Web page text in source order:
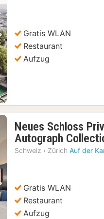
Bild
Gratis WLAN
Restaurant
Aufzug
Bild
Neues Schloss
Autograph
Schweiz › Zürich Auf der
Gratis WLAN
Restaurant
Aufzug